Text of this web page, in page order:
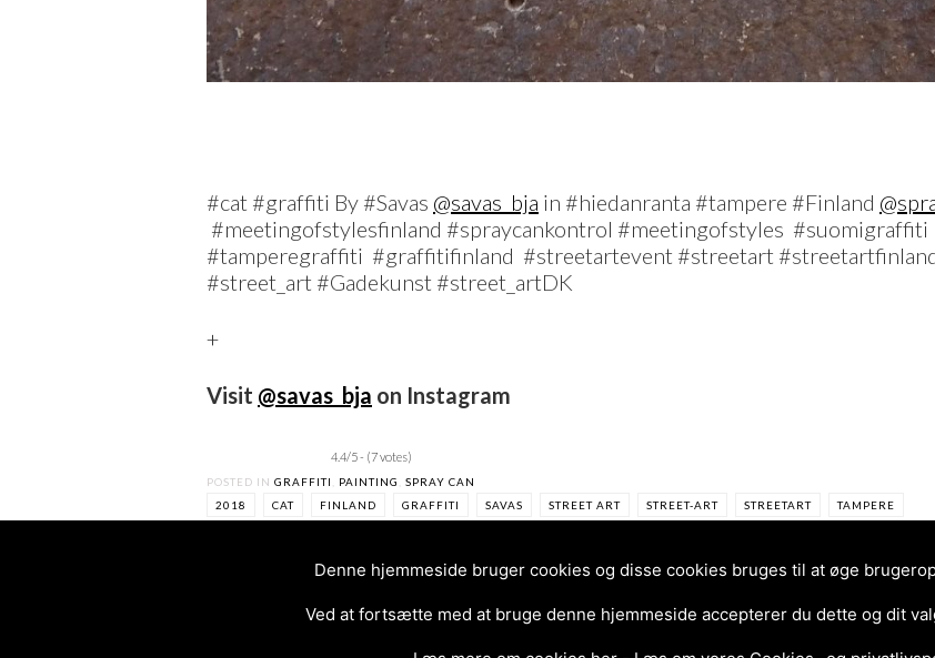
#cat #graffiti By #Savas @savas_bja in #hiedanranta #tampere #Finland
#meetingofstylesfinland #spraycankontrol #meetingofstyles #suomigraffiti
#tamperegraffiti #graffitifinland #streetartevent #streetart
#street_art #Gadekunst #street_artDK
+
Visit @savas_bja on Instagram
4.4/5 - (7 votes)
POSTED IN GRAFFITI PAINTING
SPRAY CAN
2018
CAT FINLAND GRAFFITI SAVAS STREET ART STREET-ART STREETART TAMPERE
Denne hjemmeside bruger cookies og disse cookies bruges til at øge
Ved at fortsætte med at bruge denne hjemmeside accepterer du dette og dit